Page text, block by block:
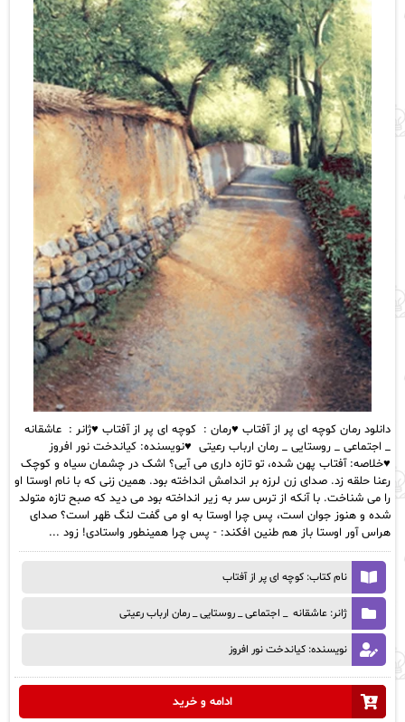
دانلود رمان کوچه ای پر از آفتاب ♥️رمان : کوچه ای پر از آفتاب ♥️ژانر : عاشقانه
_ اجتماعی _ روستایی _ رمان ارباب رعیتی ♥️نویسنده: کیاندخت نور افروز
♥️خلاصه: آفتاب پهن شده، تو تازه داری می آیی؟ اشک در چشمان سیاه و کوچک
رعنا حلقه زد. صدای زن لرزه بر اندامش انداخته بود. همین زنی که با نام اوستا او
را می شناخت. با آنکه از ترس سر به زیر انداخته بود می دید که صبح تازه متولد
شده و هنوز جوان است، پس چرا اوستا به او می گفت لنگ ظهر است؟ صدای
هراس آور اوستا باز هم طنین افکند: - پس چرا همینطور واستادی! زود ...
نام کتاب: کوچه ای پر از آفتاب
ژانر: عاشقانه _ اجتماعی _ روستایی _ رمان ارباب رعیتی
نویسنده: کیاندخت نور افروز
ادامه و خرید